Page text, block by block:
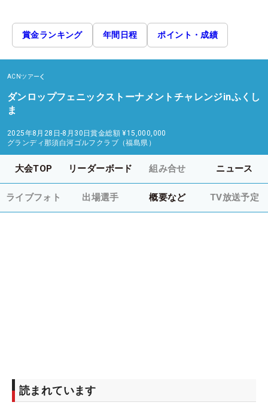
賞金ランキング 年間日程 ポイント・成績
ACNツアー
ダンロップフェニックストーナメントチャレンジinふくし
ま
2025年8月28日-8月30日賞金総額 ¥15,000,000
グランディ那須白河ゴルフクラブ（福島県）
大会TOP リーダーボード 組み合せ ニュース
ライブフォト 出場選手 概要など TV放送予定
読まれています